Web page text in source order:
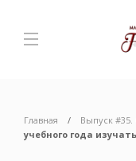
Главная Выпуск #35.
учебного года